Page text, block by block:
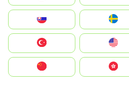
United States
中國香港特別行政區